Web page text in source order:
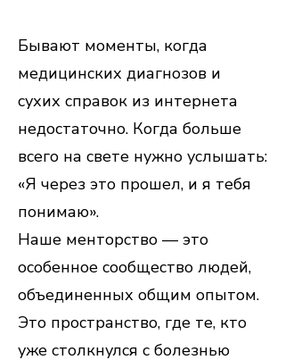
Бывают моменты, когда
медицинских диагнозов и
сухих справок из интернета
недостаточно. Когда больше
всего на свете нужно услышать:
«Я через это прошел, и я тебя
понимаю».
Наше менторство — это
особенное сообщество людей,
объединенных общим опытом.
Это пространство, где те, кто
уже столкнулся с болезнью